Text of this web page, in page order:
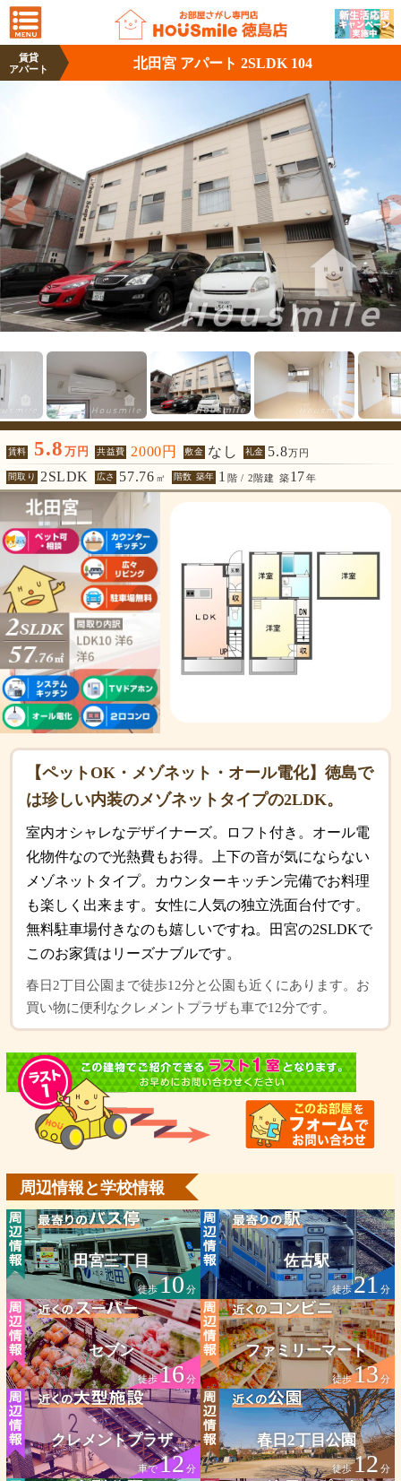
賃貸
アパート
北田宮 アパート 2SLDK 104
賃料 5.8 万円 共益費 2000円 敷金 なし 礼金 5.8万円
間取り 2SLDK 広さ 57.76 ㎡ 階数 築年 1 階 / 2階建 築17年
【ペットOK・メゾネット・オール電化】徳島で
は珍しい内装のメゾネットタイプの2LDK。
室内オシャレなデザイナーズ。ロフト付き。オール電
化物件なので光熱費もお得。上下の音が気にならない
メゾネットタイプ。カウンターキッチン完備でお料理
も楽しく出来ます。女性に人気の独立洗面台付です。
無料駐車場付きなのも嬉しいですね。田宮の2SLDKで
このお家賃はリーズナブルです。
春日2丁目公園まで徒歩12分と公園も近くにあります。お
買い物に便利なクレメントプラザも車で12分です。
周辺情報と学校情報
田宮三丁目
徒歩10分
佐古駅
徒歩21 分
セブン
徒歩16分
ファミリーマート
徒歩13分
クレメントプラザ
車で12分
春日2丁目公園
徒歩12 分